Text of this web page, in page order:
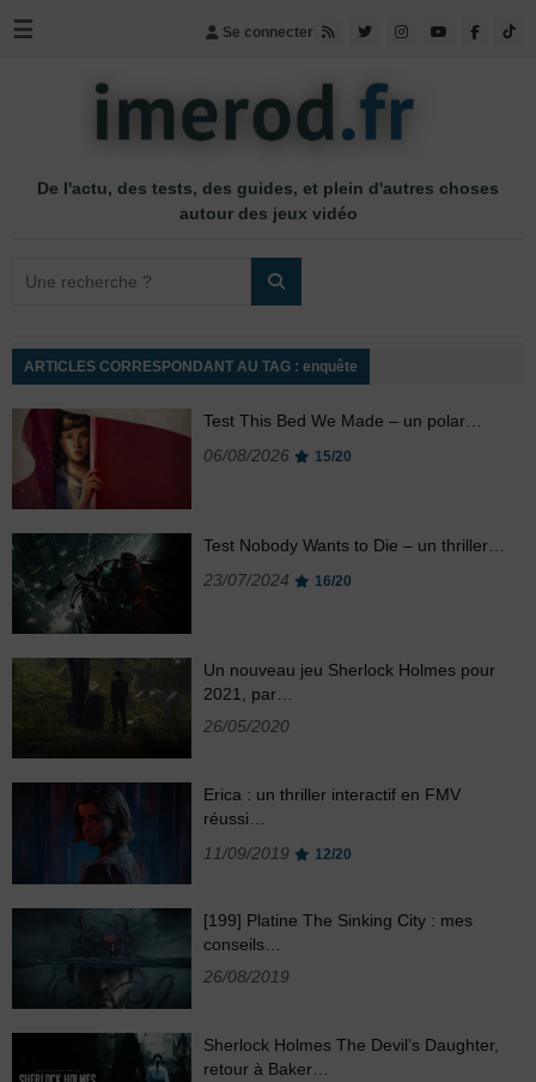
☰ Se connecter
De l'actu, des tests, des guides, et plein d'autres choses
autour des jeux vidéo
ARTICLES CORRESPONDANT AU TAG : enquête
Test This Bed We Made – un polar…
06/08/2026
15/20
Test Nobody Wants to Die – un thriller…
23/07/2024
16/20
Un nouveau jeu Sherlock Holmes pour
2021, par…
26/05/2020
Erica : un thriller interactif en FMV
réussi…
11/09/2019
12/20
[199] Platine The Sinking City : mes
conseils…
26/08/2019
Sherlock Holmes The Devil’s Daughter,
retour à Baker…